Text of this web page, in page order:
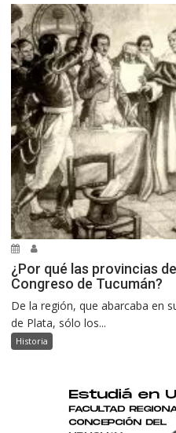
¿Por qué las provincias
Congreso de Tucumán?
De la región, que abarcaba en
de Plata, sólo los...
Historia